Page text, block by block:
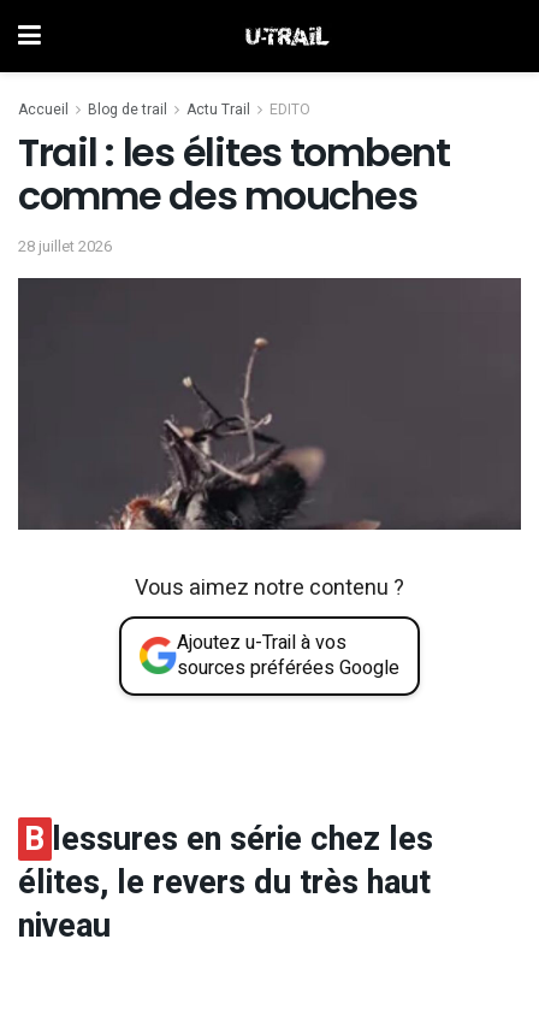
Accueil Blog de trail Actu Trail EDITO
Trail : les élites tombent
comme des mouches
28 juillet 2026
Vous aimez notre contenu ?
Ajoutez u-Trail à vos
sources préférées Google
B lessures en série chez les
élites, le revers du très haut
niveau